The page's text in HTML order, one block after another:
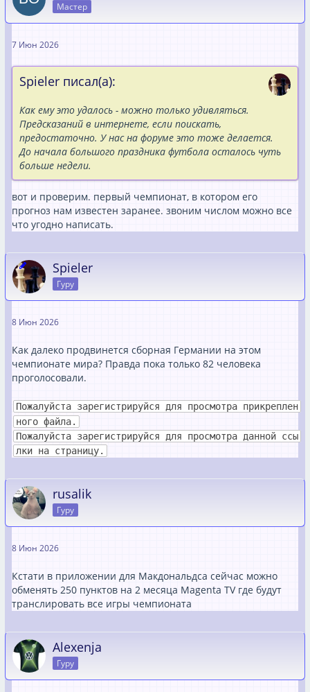
Мастер
7 Июн 2026
Spieler писал(а):
Как ему это удалось - можно только удивляться.
Предсказаний в интернете, если поискать,
предостаточно. У нас на форуме это тоже делается.
До начала большого праздника футбола осталось чуть
больше недели.
вот и проверим. первый чемпионат, в котором его
прогноз нам известен заранее. звоним числом можно все
что угодно написать.
Spieler
Гуру
8 Июн 2026
Как далеко продвинется сборная Германии на этом
чемпионате мира? Правда пока только 82 человека
проголосовали.
Пожалуйста зарегистрируйся для просмотра прикреплен
ного файла.
Пожалуйста зарегистрируйся для просмотра данной ссы
лки на страницу.
rusalik
Гуру
8 Июн 2026
Кстати в приложении для Макдональдса сейчас можно
обменять 250 пунктов на 2 месяца Magenta TV где будут
транслировать все игры чемпионата
Alexenja
Гуру